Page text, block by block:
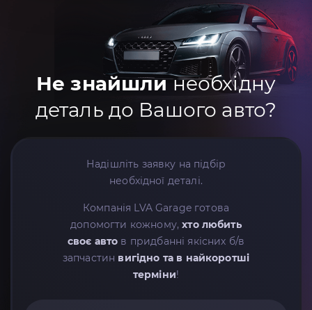
Не знайшлинеобхідну
деталь до Вашого авто?
Надішліть заявку на підбір
необхідної деталі.
Компанія LVA Garage готова
допомогти кожному,хто любить
своє авто в придбанні якісних б/в
запчастин вигідно та в найкоротші
терміни!